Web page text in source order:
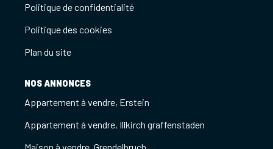
Politique de confidentialité
Politique des cookies
Plan du site
NOS ANNONCES
Appartement à vendre, Erstein
Appartement à vendre, Illkirch graffenstaden